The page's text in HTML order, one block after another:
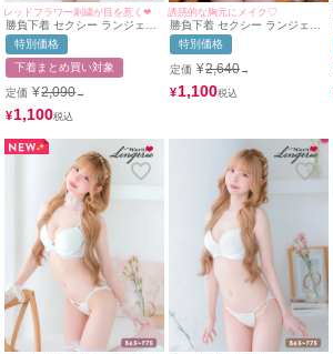
レッドフラワー刺繍が目を惹く❤︎
勝負下着 セクシー ランジェリ
ー レッドフラワー刺繍デザイ
ンブラ＆紐ショーツ2点セット
特別価格
下着まとめ買い対象
定価 ¥2,090→
¥1,100
誘惑的な胸元にメイク♡
勝負下着 セクシー ランジェリ
ー リリー 刺繍 レース コード
ワイヤー ブラジャー ショーツ
Tバック 3点セット
特別価格
定価 ¥2,640→
¥1,100